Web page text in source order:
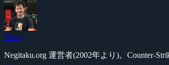
Yossy
Negitaku.org 運営者(2002年より)。Counter-